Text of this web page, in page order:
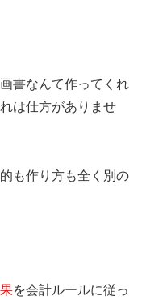
書なんて作ってくれ
は仕方がありませ
も作り方も全く別の
を会計ルールに従っ